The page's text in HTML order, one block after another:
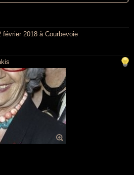
février 2018 à Courbevoie